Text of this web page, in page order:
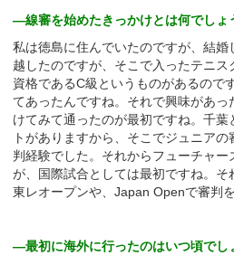
—線審を始めたきっかけとは何でしょ
私は徳島に住んでいたのですが、結婚
越したのですが、そこで入ったテニ
資格であるC級というものがあるので
てあったんですね。それで興味があ
けてみて通ったのが最初ですね。千
トがありますから、そこでジュニア
判経験でした。それからフューチャ
が、国際試合としては最初ですね。
東レオープンや、Japan Openで審判を
—最初に海外に行ったのはいつ頃でし